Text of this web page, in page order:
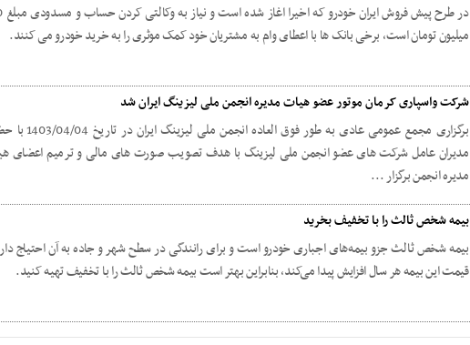
در طرح
میلیون تومان است، برخی بانک ها با اعطای وام به مشتریان خود کمک موثری را به خرید خودرو می کنند.
شرکت واسپاری کرمان موتور عضو هیات مدیره انجمن ملی لیزینگ ایران شد
برگزاری مجمع عمومی عادی به طور فوق العاده
مدیران عامل شرکت های عضو انجمن ملی لیزینگ با هدف تصویب صورت های مالی و ترمیم اعضای
مدیره انجمن برگزار ...
بیمه شخص ثالث را با تخفیف بخرید
بیمه شخص ثالث جزو بیمه‌های اجباری خودرو است و برای رانندگی در سطح شهر و جاده به آن احتیاج
قیمت این بیمه هر سال افزایش پیدا می‌کند، بنابراین بهتر است بیمه شخص ثالث را با تخفیف تهیه کنید.